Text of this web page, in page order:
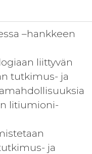
–hankkeen
liittyvän
tutkimus- ja
litiumioni-
ja